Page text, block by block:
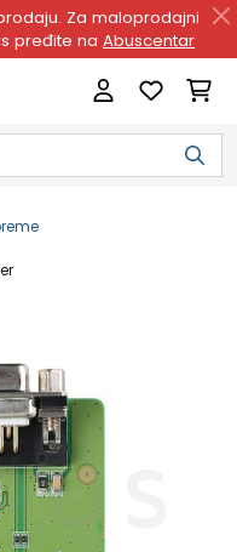
Za maloprodajni
pređite na Abuscentar